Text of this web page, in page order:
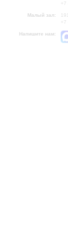
+7
Малый зал:
+7
Напишите нам: